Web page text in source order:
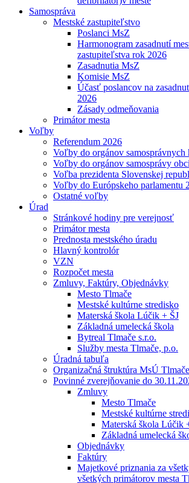
Samospráva
Mestské zastupiteľstvo
Poslanci MsZ
Harmonogram zasadnutí
zastupiteľstva rok 2026
Zasadnutia MsZ
Komisie MsZ
Účasť poslancov na
2026
Zásady odmeňovania
Primátor mesta
Voľby
Referendum 2026
Voľby do orgánov samosprávnych
Voľby do orgánov samosprávy
Voľba prezidenta Slovenskej
Voľby do Európskeho parlamentu
Ostatné voľby
Úrad
Stránkové hodiny pre verejnosť
Primátor mesta
Prednosta mestského úradu
Hlavný kontrolór
VZN
Rozpočet mesta
Zmluvy, Faktúry, Objednávky
Mesto Tlmače
Mestské kultúrne stredisko
Materská škola Lúčik + ŠJ
Základná umelecká škola
Bytreal Tlmače s.r.o.
Služby mesta Tlmače, p.o.
Úradná tabuľa
Organizačná štruktúra MsÚ Tlmače
Povinné zverejňovanie do
Zmluvy
Mesto Tlmače
Mestské kultúrne
Materská škola Lúčik
Základná umelecká
Objednávky
Faktúry
Majetkové priznania za
všetkých primátorov mesta